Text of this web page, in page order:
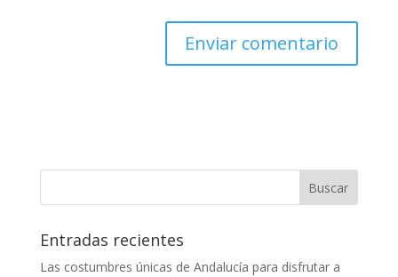
Entradas recientes
Las costumbres únicas de Andalucía para disfrutar a